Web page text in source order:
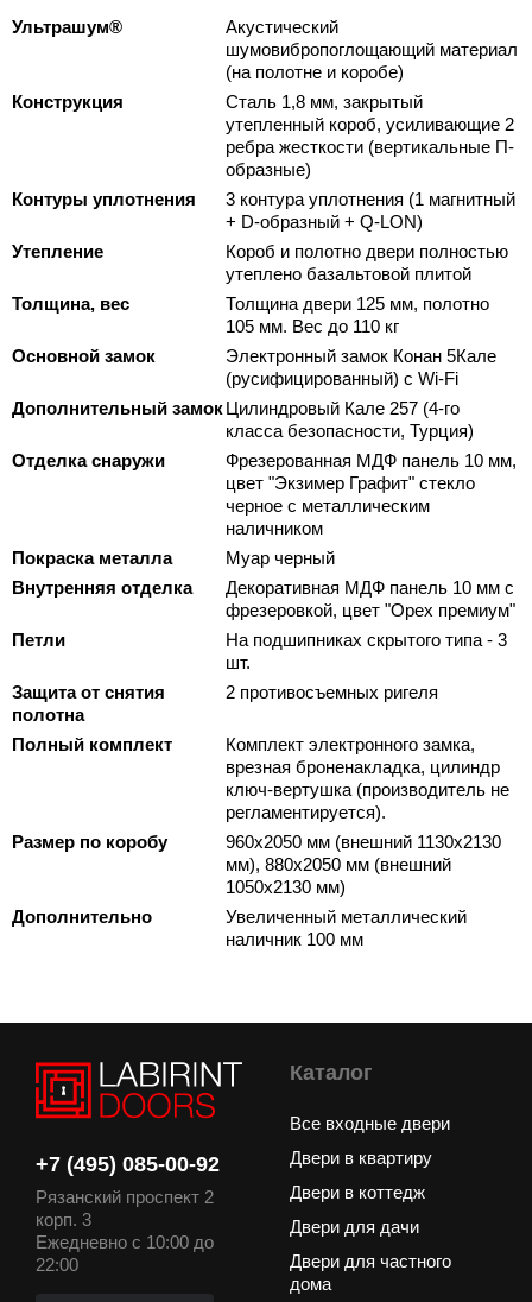
Ультрашум®
Акустический
шумовибропоглощающий материал
(на полотне и коробе)
Конструкция
Сталь 1,8 мм, закрытый
утепленный короб, усиливающие 2
ребра жесткости (вертикальные П-
образные)
Контуры уплотнения
3 контура уплотнения (1 магнитный
+ D-образный + Q-LON)
Утепление
Короб и полотно двери полностью
утеплено базальтовой плитой
Толщина, вес
Толщина двери 125 мм, полотно
105 мм. Вес до 110 кг
Основной замок
Электронный замок Конан 5Кале
(русифицированный) с Wi-Fi
Дополнительный замокЦилиндровый Кале 257 (4-го
класса безопасности, Турция)
Отделка снаружи
Фрезерованная МДФ панель 10 мм,
цвет "Экзимер Графит" стекло
черное с металлическим
наличником
Покраска металла
Муар черный
Внутренняя отделка
Декоративная МДФ панель 10 мм с
фрезеровкой, цвет "Орех премиум"
Петли
На подшипниках скрытого типа - 3
шт.
Защита от снятия
полотна
2 противосъемных ригеля
Полный комплект
Комплект электронного замка,
врезная броненакладка, цилиндр
ключ-вертушка (производитель не
регламентируется).
Размер по коробу
960х2050 мм (внешний 1130х2130
мм), 880х2050 мм (внешний
1050х2130 мм)
Дополнительно
Увеличенный металлический
наличник 100 мм
+7 (495) 085-00-92
Рязанский проспект 2
корп. 3
Ежедневно с 10:00 до
22:00
Каталог
Все входные двери
Двери в квартиру
Двери в коттедж
Двери для дачи
Двери для частного
дома